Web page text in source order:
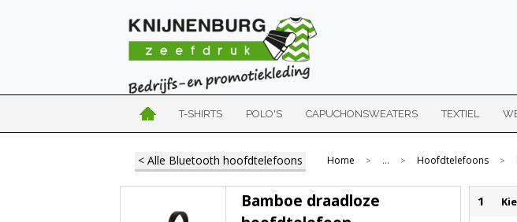
T-SHIRTS POLO'S CAPUCHONSWEATERS TEXTIEL
< Alle Bluetooth hoofdtelefoons Home > ... > Hoofdtelefoons >
1
Bamboe draadloze